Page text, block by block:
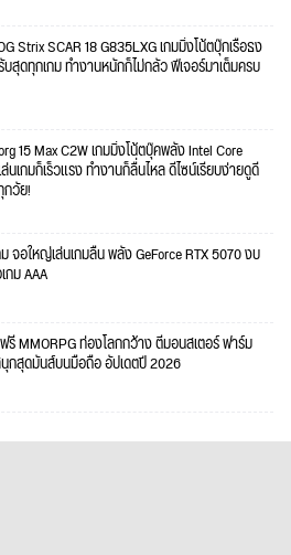
Strix SCAR 18 G835LXG เกมมิ่งโน้ตบุ๊กเรือธง
สุดทุกเกม ทำงานหนักก็ไม่กลัว ฟีเจอร์มาเต็มครบ
15 Max C2W เกมมิ่งโน้ตบุ๊คพลัง Intel Core
นเกมก็เร็วแรง ทำงานก็ลื่นไหล ดีไซน์เรียบง่ายดูดี
กวัย!
จอใหญ่เล่นเกมลื่น พลัง GeForce RTX 5070 งบ
ม AAA
ฟรี MMORPG ท่องโลกกว้าง ตีมอนสเตอร์ ฟาร์ม
กสุดมันส์บนมือถือ อัปเดตปี 2026